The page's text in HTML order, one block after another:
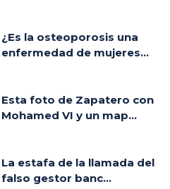
¿Es la osteoporosis una
enfermedad de mujeres...
Esta foto de Zapatero con
Mohamed VI y un map...
La estafa de la llamada del
falso gestor banc...